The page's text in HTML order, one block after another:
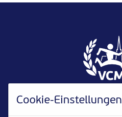
Cookie-Einstellungen